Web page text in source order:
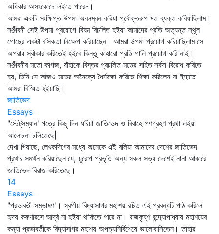
অধিকার অসংকোচে লইতে পারেন।
আমরা একটি সংক্ষিপ্ত উপমা অবলম্বন করিয়া পূর্বোক্তরূপ মত ব্যক্ত করিয়াছিলাম।
সঞ্জীবনী সেই উপমা প্রয়োগে বিষম বিচলিত হইয়া আমাদের প্রতি অত্যন্ত স্থূল
গোছের একটা রসিকতা নিক্ষেপ করিয়াছেন। আমরা উপমা প্রয়োগ করিয়াছিলাম সে
অপরাধ স্বীকার করিতেই হইবে কিন্তু কাহারো প্রতি গালি প্রয়োগ করি নাই।
সঞ্জীবনীর মতো কাগজ, যাঁহাকে বিস্তর প্রচলিত মতের সহিত সর্বদা বিরোধ করিতে
হয়, তিনি যে আজও মতের অনৈক্যে ধৈর্যরক্ষা করিতে শিক্ষা করিলেন না ইহাতে
আমরা বিস্মিত হইয়াছি।
জাতিভেদ
Essays
"স্টেট্‌সম্যান' পত্রে কিছু দিন ধরিয়া জাতিভেদ ও বিবাহে পণগ্রহণ প্রথা লইয়া
আলোচনা চলিতেছে|
দেখা গিয়াছে, লেখকদিগের মধ্যে অনেকে এই বলিয়া আমাদের দেশের জাতিভেদ
প্রথার সমর্থন করিয়াছেন যে, য়ুরোপ প্রভৃতি অন্য সকল সভ্য দেশেই নানা আকারে
জাতিভেদ বিরাজ করিতেছে।
14
Essays
"প্রভাবতী সম্ভাষণ'। স্বর্গীয় বিদ্যাসাগর মহাশয় রচিত এই প্রবন্ধটি পাঠ করিলে
হৃদয় করুণারসে আর্দ্র না হইয়া থাকিতে পারে না। রাজকৃষ্ণ বন্দ্যোপাধ্যায় মহাশয়ের
কন্যা প্রভাবতীকে বিদ্যাসাগর মহাশয় অপত্যনির্বিশেষে ভালোবাসিতেন। তাহার